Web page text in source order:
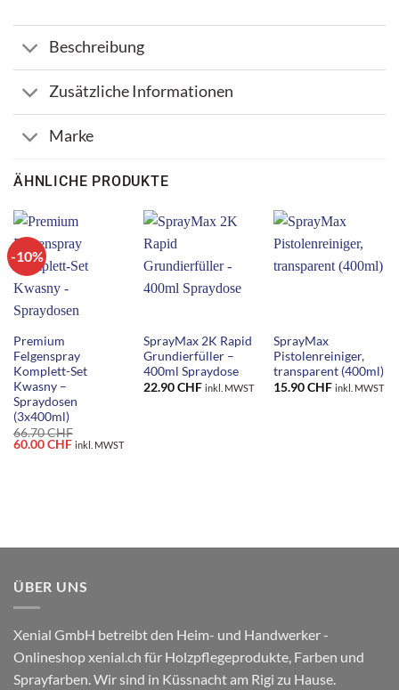
Beschreibung
Zusätzliche Informationen
Marke
ÄHNLICHE PRODUKTE
-10%
Premium
Felgenspray
Komplett-Set
Kwasny –
Spraydosen
(3x400ml)
66.70CHF
Ursprünglicher
60.00CHFAktueller
inkl. MWST
SprayMax 2K Rapid
Grundierfüller –
400ml Spraydose
22.90CHF inkl. MWST
SprayMax
Pistolenreiniger,
transparent (400ml)
15.90CHF inkl. MWST
ÜBER UNS
Xenial GmbH betreibt den Heim- und Handwerker -
Onlineshop xenial.ch für Holzpflegeprodukte, Farben und
Sprayfarben. Wir sind in Küssnacht am Rigi zu Hause.